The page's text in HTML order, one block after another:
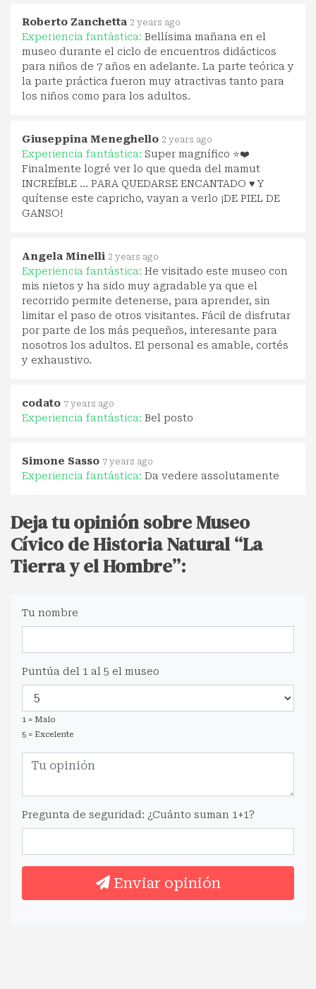
Roberto Zanchetta 2 years ago
Experiencia fantástica: Bellísima mañana en el
museo durante el ciclo de encuentros didácticos
para niños de 7 años en adelante. La parte teórica y
la parte práctica fueron muy atractivas tanto para
los niños como para los adultos.
Giuseppina Meneghello 2 years ago
Experiencia fantástica: Super magnífico ⭐❤️
Finalmente logré ver lo que queda del mamut
INCREÍBLE ... PARA QUEDARSE ENCANTADO ♥️ Y
quítense este capricho, vayan a verlo ¡DE PIEL DE
GANSO!
Angela Minelli 2 years ago
Experiencia fantástica: He visitado este museo con
mis nietos y ha sido muy agradable ya que el
recorrido permite detenerse, para aprender, sin
limitar el paso de otros visitantes. Fácil de disfrutar
por parte de los más pequeños, interesante para
nosotros los adultos. El personal es amable, cortés
y exhaustivo.
codato 7 years ago
Experiencia fantástica: Bel posto
Simone Sasso 7 years ago
Experiencia fantástica: Da vedere assolutamente
Deja tu opinión sobre Museo
Cívico de Historia Natural “La
Tierra y el Hombre”:
Tu nombre
Puntúa del 1 al 5 el museo
1 = Malo
5 = Excelente
Pregunta de seguridad: ¿Cuánto suman 1+1?
Enviar opinión